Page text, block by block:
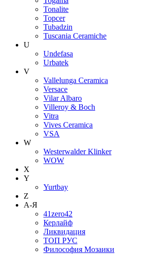
Tonalite
Topcer
Tubadzin
Tuscania Ceramiche
U
Undefasa
Urbatek
V
Vallelunga Ceramica
Versace
Vilar Albaro
Villeroy & Boch
Vitra
Vives Ceramica
VSA
W
Westerwalder Klinker
WOW
X
Y
Yurtbay
Z
А-Я
41zero42
Керлайф
Ликвидация
ТОП РУС
Философия Мозаики